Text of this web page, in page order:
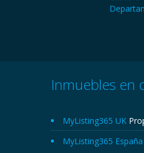
Inmuebles en
MyListing365 UK
MyListing365 España